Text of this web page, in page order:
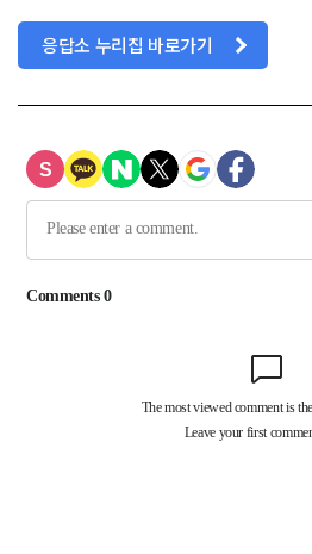
응답소 누리집 바로가기